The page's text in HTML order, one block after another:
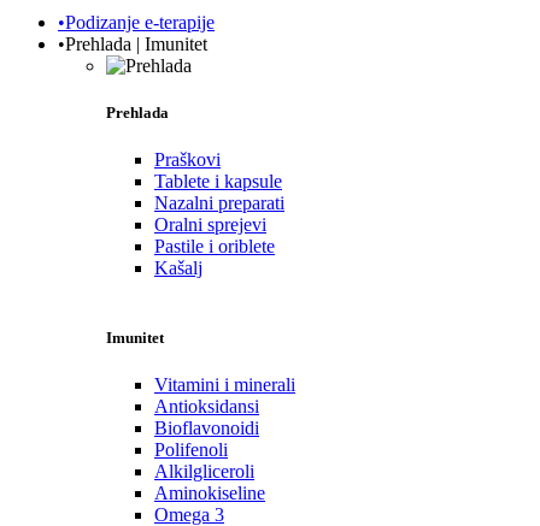
•Podizanje e-terapije
•Prehlada | Imunitet
Prehlada
Praškovi
Tablete i kapsule
Nazalni preparati
Oralni sprejevi
Pastile i oriblete
Kašalj
Imunitet
Vitamini i minerali
Antioksidansi
Bioflavonoidi
Polifenoli
Alkilgliceroli
Aminokiseline
Omega 3